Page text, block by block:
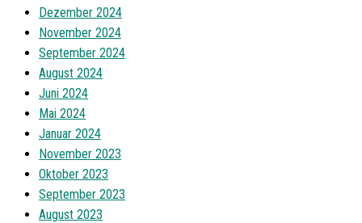
Dezember 2024
November 2024
September 2024
August 2024
Juni 2024
Mai 2024
Januar 2024
November 2023
Oktober 2023
September 2023
August 2023